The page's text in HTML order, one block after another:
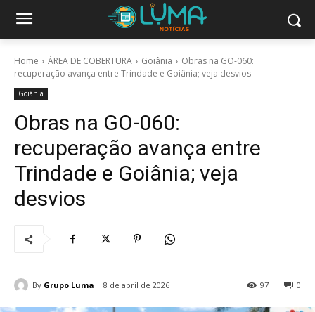
Home ÁREA DE COBERTURA Goiânia
Obras na GO-060:
recuperação avança entre Trindade e Goiânia; veja desvios
Goiânia
Obras na GO-060:
recuperação avança entre
Trindade e Goiânia; veja
desvios
By Grupo Luma 8 de abril de 2026 0
97